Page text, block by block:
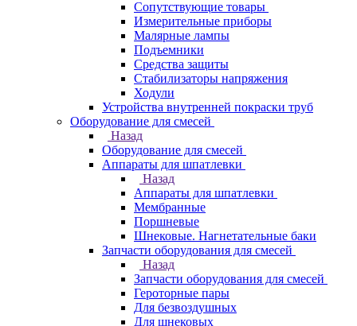
Сопутствующие товары
Измерительные приборы
Малярные лампы
Подъемники
Средства защиты
Стабилизаторы напряжения
Ходули
Устройства внутренней покраски труб
Оборудование для смесей
Назад
Оборудование для смесей
Аппараты для шпатлевки
Назад
Аппараты для шпатлевки
Мембранные
Поршневые
Шнековые. Нагнетательные баки
Запчасти оборудования для смесей
Назад
Запчасти оборудования для смесей
Героторные пары
Для безвоздушных
Для шнековых